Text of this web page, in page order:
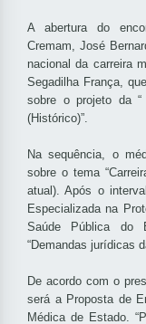
A abertura do
Cremam, José
nacional da carreira
Segadilha França,
sobre o projeto da “
(Histórico)”.
Na sequência, o
sobre o tema
atual). Após o
Especializada na
Saúde Pública do
“Demandas jurídicas
De acordo com o
será a Proposta de
Médica de Estado.